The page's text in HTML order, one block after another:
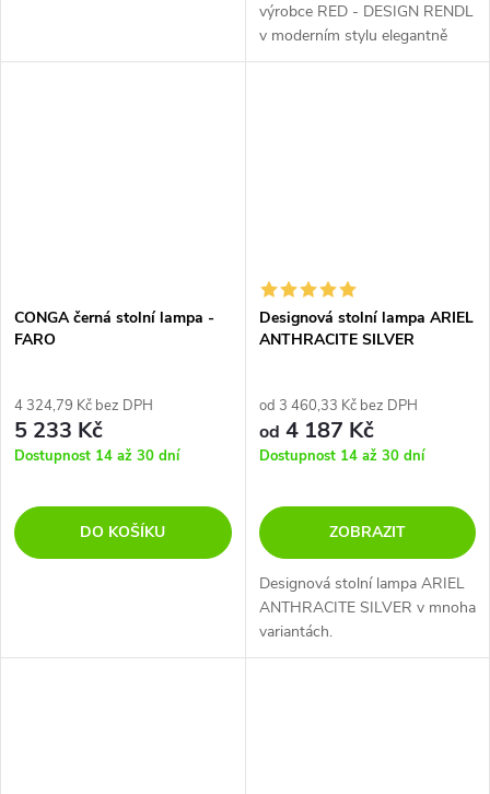
výrobce RED - DESIGN RENDL
v moderním stylu elegantně
doplní váš interiér. Toto černé
CONGA černá stolní lampa -
FARO
4 324,79 Kč bez DPH
5 233 Kč
Dostupnost 14 až 30 dní
DO KOŠÍKU
Designová stolní lampa ARIEL
ANTHRACITE SILVER
od 3 460,33 Kč bez DPH
od 4 187 Kč
Dostupnost 14 až 30 dní
ZOBRAZIT
Designová stolní lampa ARIEL
ANTHRACITE SILVER v mnoha
variantách.